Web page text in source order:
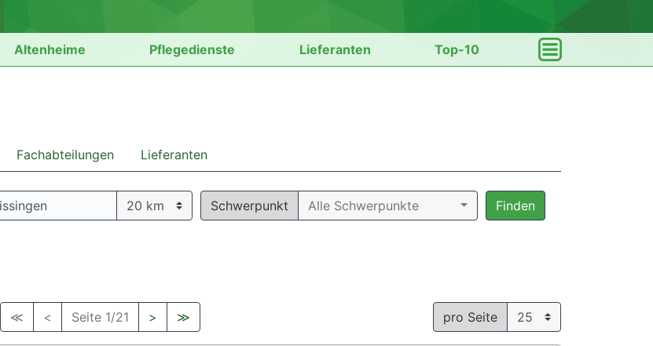
Altenheime Pflegedienste Lieferanten Top-10
Fachabteilungen Lieferanten
Schwerpunkt Alle Schwerpunkte Finden
≪ < Seite 1/21 > ≫ pro Seite